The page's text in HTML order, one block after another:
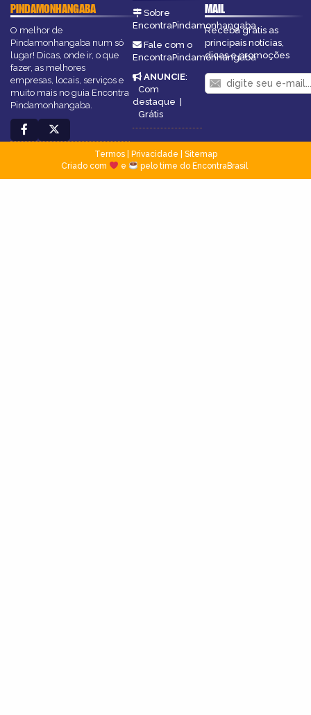
PINDAMONHANGABA
O melhor de
Pindamonhangaba num só
lugar! Dicas, onde ir, o que
fazer, as melhores
empresas, locais, serviços e
muito mais no guia Encontra
Pindamonhangaba.
Sobre
EncontraPindamonhangaba
Fale com o
EncontraPindamonhangaba
ANUNCIE:
Com
destaque |
Grátis
MAIL
Receba grátis as
principais notícias,
dicas e promoções
Termos| Privacidade
Sitemap
Criado com
e pelo time do EncontraBrasil